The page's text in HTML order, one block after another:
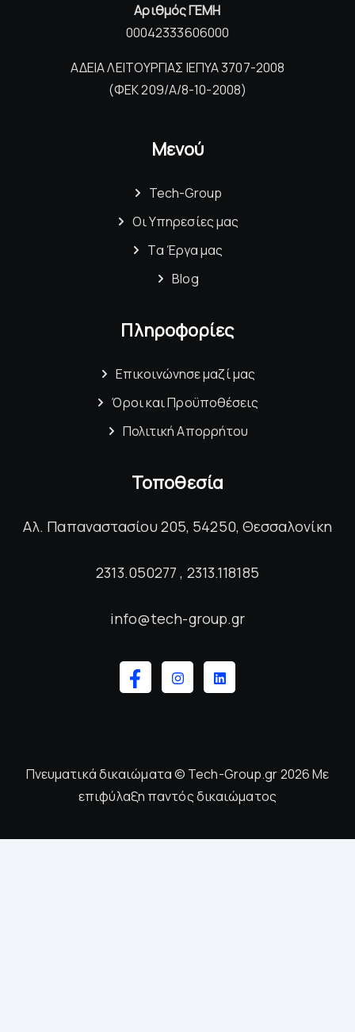
Αριθμός ΓΕΜΗ
00042333606000
ΑΔΕΙΑ ΛΕΙΤΟΥΡΓΙΑΣ ΙΕΠΥΑ 3707-2008
(ΦΕΚ 209/Α/8-10-2008)
Μενού
Tech-Group
Οι Υπηρεσίες μας
Τα Έργα μας
Blog
Πληροφορίες
Επικοινώνησε μαζί μας
Όροι και Προϋποθέσεις
Πολιτική Απορρήτου
Τοποθεσία
Αλ. Παπαναστασίου 205, 54250, Θεσσαλονίκη
2313.050277 , 2313.118185
info@tech-group.gr
Πνευματικά δικαιώματα © Tech-Group.gr 2026 Με
επιφύλαξη παντός δικαιώματος